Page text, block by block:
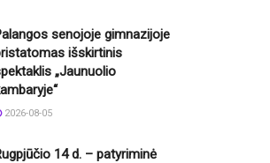
senojoje gimnazijoje
išskirtinis
„Jaunuolio
2026-08-05
14 d. – patyriminė